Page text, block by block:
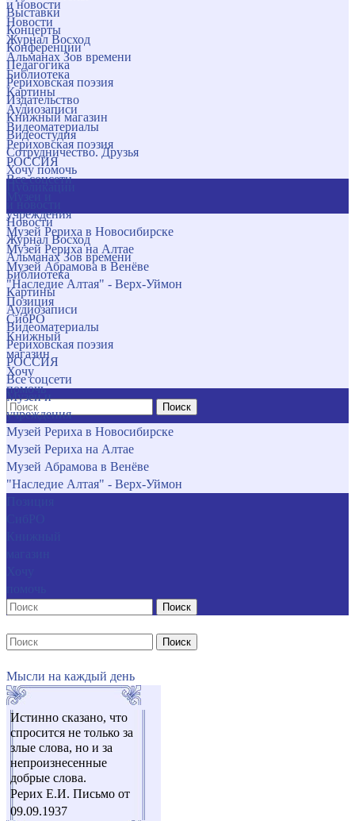
и новости
Новости
Журнал Восход
Альманах Зов времени
Библиотека
Картины
Аудиозаписи
Видеоматериалы
Рериховская поэзия
РОССИЯ
Все соцсети
учреждения
Музей Рериха в Новосибирске
Музей Рериха на Алтае
Музей Абрамова в Венёве
"Наследие Алтая" - Верх-Уймон
Позиция
СибРО
Книжный
магазин
Хочу
помочь
Поиск
Выставки
Концерты
Конференции
Педагогика
Рериховская поэзия
Издательство
Книжный магазин
Видеостудия
Сотрудничество. Друзья
Хочу помочь
Новости
Журнал Восход
Альманах Зов времени
Библиотека
Картины
Аудиозаписи
Видеоматериалы
Рериховская поэзия
РОССИЯ
Все соцсети
Музеи и
учреждения
Музей Рериха в Новосибирске
Музей Рериха на Алтае
Музей Абрамова в Венёве
"Наследие Алтая" - Верх-Уймон
Поиск
Поиск
Мысли на каждый день
Истинно сказано, что
спросится не только за
злые слова, но и за
непроизнесенные
добрые слова.
Рерих Е.И. Письмо от
09.09.1937